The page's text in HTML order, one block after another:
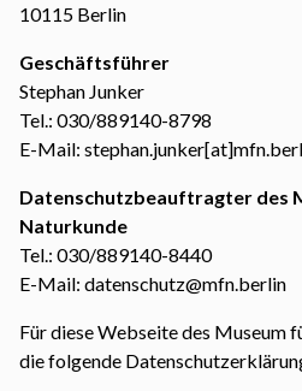
10115 Berlin
Geschäftsführer
Stephan Junker
Tel.: 030/889140-8798
E-Mail:
Datenschutzbeauftragter des
Naturkunde
Tel.: 030/889140-8440
E-Mail: datenschutz@mfn.berlin
Für diese Webseite des Museum
die folgende